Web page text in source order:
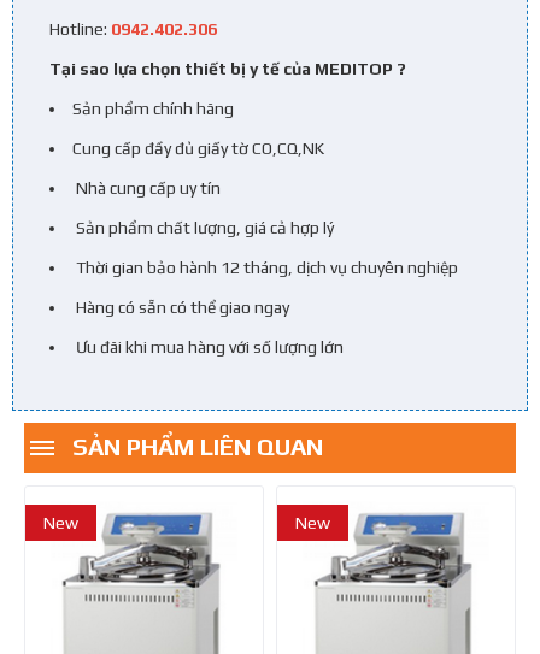
Hotline: 0942.402.306
Tại sao lựa chọn thiết bị y tế của MEDITOP ?
Sản phẩm chính hãng
Cung cấp đầy đủ giấy tờ CO,CQ,NK
Nhà cung cấp uy tín
Sản phẩm chất lượng, giá cả hợp lý
Thời gian bảo hành 12 tháng, dịch vụ chuyên nghiệp
Hàng có sẵn có thể giao ngay
Ưu đãi khi mua hàng với số lượng lớn
SẢN PHẨM LIÊN QUAN
New New